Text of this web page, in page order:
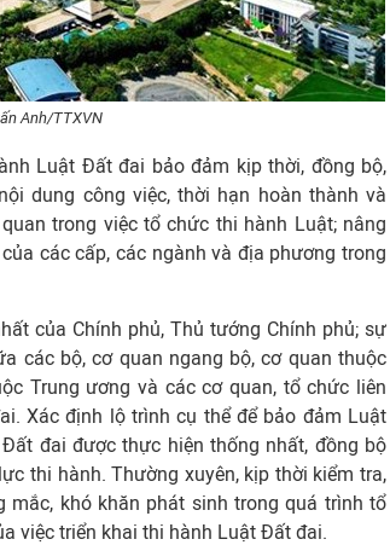
Anh/TTXVN
Luật Đất đai bảo đảm kịp thời, đồng bộ,
dung công việc, thời hạn hoàn thành và
trong việc tổ chức thi hành Luật; nâng
các cấp, các ngành và địa phương trong
của Chính phủ, Thủ tướng Chính phủ; sự
các bộ, cơ quan ngang bộ, cơ quan thuộc
Trung ương và các cơ quan, tổ chức liên
Xác định lộ trình cụ thể để bảo đảm Luật
đai được thực hiện thống nhất, đồng bộ
thi hành. Thường xuyên, kịp thời kiểm tra,
mắc, khó khăn phát sinh trong quá trình tổ
việc triển khai thi hành Luật Đất đai.